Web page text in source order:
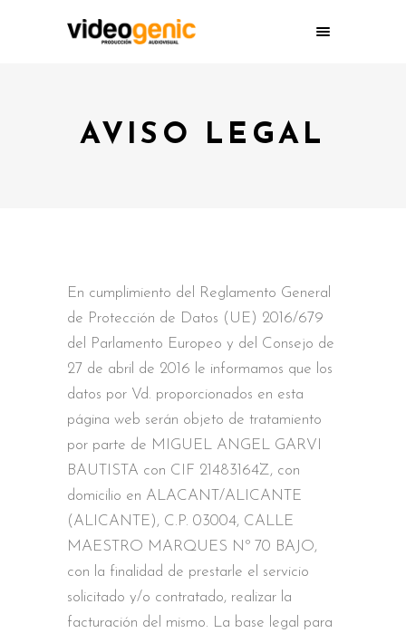
AVISO LEGAL
En cumplimiento del Reglamento General
de Protección de Datos (UE) 2016/679
del Parlamento Europeo y del Consejo de
27 de abril de 2016 le informamos que los
datos por Vd. proporcionados en esta
página web serán objeto de tratamiento
por parte de MIGUEL ANGEL GARVI
BAUTISTA con CIF 21483164Z, con
domicilio en ALACANT/ALICANTE
(ALICANTE), C.P. 03004, CALLE
MAESTRO MARQUES Nº 70 BAJO,
con la finalidad de prestarle el servicio
solicitado y/o contratado, realizar la
facturación del mismo. La base legal para